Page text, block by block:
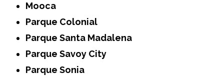
Mooca
Parque Colonial
Parque Santa Madalena
Parque Savoy City
Parque Sonia